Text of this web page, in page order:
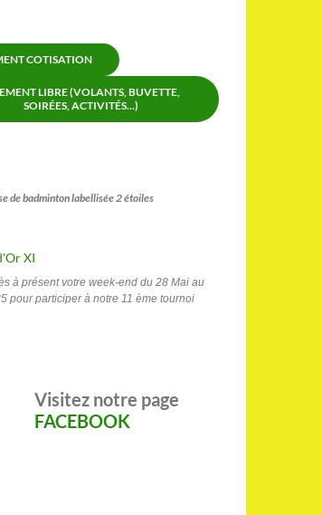
COTISATION
LIBRE (VOLANTS, BUVETTE,
SOIRÉES, ACTIVITÉS...)
de badminton labellisée 2 étoiles
à présent votre week-end du 28 Mai au
pour participer à notre 11 ème tournoi
Visitez notre page
FACEBOOK